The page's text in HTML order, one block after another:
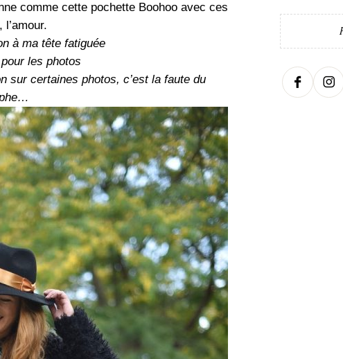
comme cette pochette Boohoo avec ces
à ma tête fatiguée
les photos
sur certaines photos, c’est la faute du